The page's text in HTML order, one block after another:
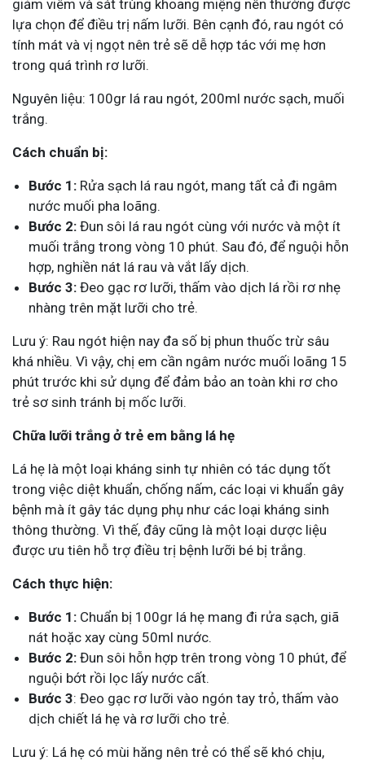
giảm viêm và sát trùng khoang miệng nên thường được
lựa chọn để điều trị nấm lưỡi. Bên cạnh đó, rau ngót có
tính mát và vị ngọt nên trẻ sẽ dễ hợp tác với mẹ hơn
trong quá trình rơ lưỡi.
Nguyên liệu: 100gr lá rau ngót, 200ml nước sạch, muối
trắng.
Cách chuẩn bị:
Bước 1: Rửa sạch lá rau ngót, mang tất cả đi ngâm
nước muối pha loãng.
Bước 2: Đun sôi lá rau ngót cùng với nước và một ít
muối trắng trong vòng 10 phút. Sau đó, để nguội hỗn
hợp, nghiền nát lá rau và vắt lấy dịch.
Bước 3: Đeo gạc rơ lưỡi, thấm vào dịch lá rồi rơ nhẹ
nhàng trên mặt lưỡi cho trẻ.
Lưu ý: Rau ngót hiện nay đa số bị phun thuốc trừ sâu
khá nhiều. Vì vậy, chị em cần ngâm nước muối loãng 15
phút trước khi sử dụng để đảm bảo an toàn khi rơ cho
trẻ sơ sinh tránh bị mốc lưỡi.
Chữa lưỡi trắng ở trẻ em bằng lá hẹ
Lá hẹ là một loại kháng sinh tự nhiên có tác dụng tốt
trong việc diệt khuẩn, chống nấm, các loại vi khuẩn gây
bệnh mà ít gây tác dụng phụ như các loại kháng sinh
thông thường. Vì thế, đây cũng là một loại dược liệu
được ưu tiên hỗ trợ điều trị bệnh lưỡi bé bị trắng.
Cách thực hiện:
Bước 1: Chuẩn bị 100gr lá hẹ mang đi rửa sạch, giã
nát hoặc xay cùng 50ml nước.
Bước 2: Đun sôi hỗn hợp trên trong vòng 10 phút, để
nguội bớt rồi lọc lấy nước cất.
Bước 3: Đeo gạc rơ lưỡi vào ngón tay trỏ, thấm vào
dịch chiết lá hẹ và rơ lưỡi cho trẻ.
Lưu ý: Lá hẹ có mùi hăng nên trẻ có thể sẽ khó chịu,